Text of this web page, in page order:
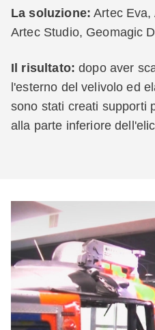
La soluzione: Artec Eva,
Artec Studio, Geomagic
Il risultato:dopo aver
l'esterno del velivolo ed
sono stati creati supporti
alla parte inferiore